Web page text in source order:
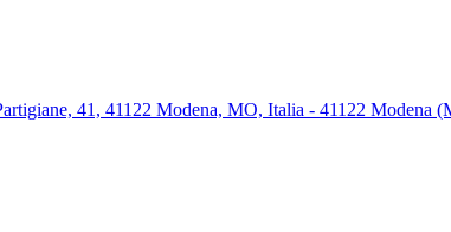
41, 41122 Modena, MO, Italia - 41122 Modena